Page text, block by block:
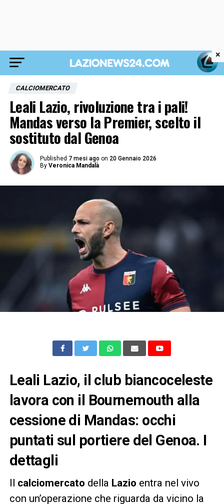
CALCIOMERCATO
Leali Lazio, rivoluzione tra i pali!
Mandas verso la Premier, scelto il
sostituto dal Genoa
Published 7 mesi ago on 20 Gennaio 2026
By Veronica Mandalà
Leali Lazio, il club biancoceleste
lavora con il Bournemouth alla
cessione di Mandas: occhi
puntati sul portiere del Genoa. I
dettagli
Il calciomercato della Lazio entra nel vivo
con un’operazione che riguarda da vicino la
×